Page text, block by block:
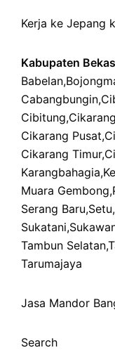
Kerja ke Jepang
Kabupaten
Babelan,
Cabangbungin,
Cibitung,
Cikarang Pusat,
Cikarang Timur,
Karangbahagia,
Muara Gembong,
Serang Baru,Setu,
Sukatani,
Tambun Selatan,
Tarumajaya
Jasa Mandor
Search